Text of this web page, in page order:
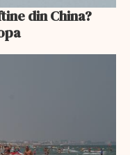
din China?